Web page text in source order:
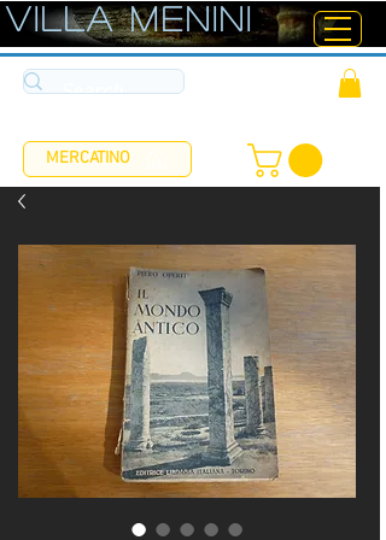
ViLLA MENINI
MERCATINO